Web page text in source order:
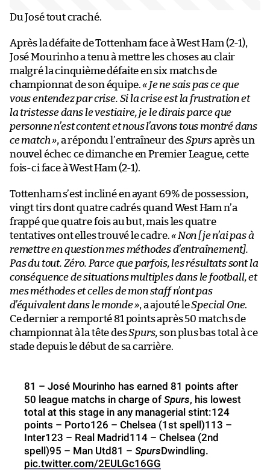
Du José tout craché.
Après la défaite de Tottenham face à West Ham (2-1),
José Mourinho a tenu à mettre les choses au clair
malgré la cinquième défaite en six matchs de
championnat de son équipe.« Je ne sais pas ce que
vous entendez par crise. Si la crise est la frustration et
la tristesse dans le vestiaire, je le dirais parce que
personne n’est content et nous l’avons tous montré dans
ce match », a répondu l’entraîneur desSpursaprès un
nouvel échec ce dimanche en Premier League, cette
fois-ci face à West Ham (2-1).
Tottenham s’est incliné en ayant 69% de possession,
vingt tirs dont quatre cadrés quand West Ham n’a
frappé que quatre fois au but, mais les quatre
tentatives ont elles trouvé le cadre.« Non [je n’ai pas à
remettre en question mes méthodes d’entraînement].
Pas du tout. Zéro. Parce que parfois, les résultats sont la
conséquence de situations multiples dans le football, et
mes méthodes et celles de mon staff n’ont pas
d’équivalent dans le monde », a ajouté leSpecial One.
Ce dernier a remporté 81 points après 50 matchs de
championnat à la tête desSpurs, son plus bas total à ce
stade depuis le début de sa carrière.
81 – José Mourinho has earned 81 points after
50 league matchs in charge of Spurs, his lowest
total at this stage in any managerial stint:124
points – Porto126 – Chelsea (1st spell)113 –
Inter123 – Real Madrid114 – Chelsea (2nd
spell)95 – Man Utd81 – SpursDwindling.
pic.twitter.com/2EULGc16GG